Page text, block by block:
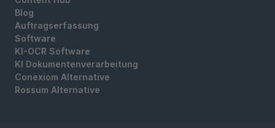
Blog
Auftragserfassung
Software
KI-OCR Software
KI Dokumentenverarbeitung
Conexiom Alternative
Rossum Alternative